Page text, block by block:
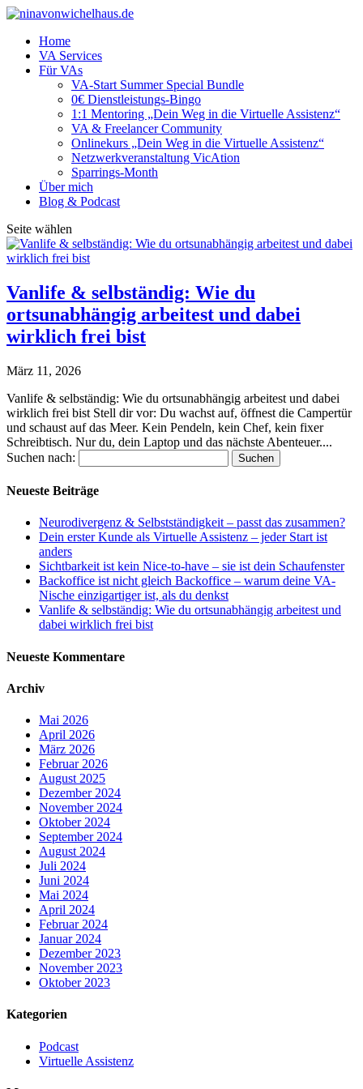
Home
VA Services
Für VAs
VA-Start Summer Special Bundle
0€ Dienstleistungs-Bingo
1:1 Mentoring „Dein Weg in die Virtuelle Assistenz“
VA & Freelancer Community
Onlinekurs „Dein Weg in die Virtuelle Assistenz“
Netzwerkveranstaltung VicAtion
Sparrings-Month
Über mich
Blog & Podcast
Seite wählen
Vanlife & selbständig: Wie du
ortsunabhängig arbeitest und dabei
wirklich frei bist
März 11, 2026
Vanlife & selbständig: Wie du ortsunabhängig arbeitest und dabei
wirklich frei bist Stell dir vor: Du wachst auf, öffnest die Campertür
und schaust auf das Meer. Kein Pendeln, kein Chef, kein fixer
Schreibtisch. Nur du, dein Laptop und das nächste Abenteuer....
Suchen nach:
Neueste Beiträge
Neurodivergenz & Selbstständigkeit – passt das zusammen?
Dein erster Kunde als Virtuelle Assistenz – jeder Start ist
anders
Sichtbarkeit ist kein Nice-to-have – sie ist dein Schaufenster
Backoffice ist nicht gleich Backoffice – warum deine VA-
Nische einzigartiger ist, als du denkst
Vanlife & selbständig: Wie du ortsunabhängig arbeitest und
dabei wirklich frei bist
Neueste Kommentare
Archiv
Mai 2026
April 2026
März 2026
Februar 2026
August 2025
Dezember 2024
November 2024
Oktober 2024
September 2024
August 2024
Juli 2024
Juni 2024
Mai 2024
April 2024
Februar 2024
Januar 2024
Dezember 2023
November 2023
Oktober 2023
Kategorien
Podcast
Virtuelle Assistenz